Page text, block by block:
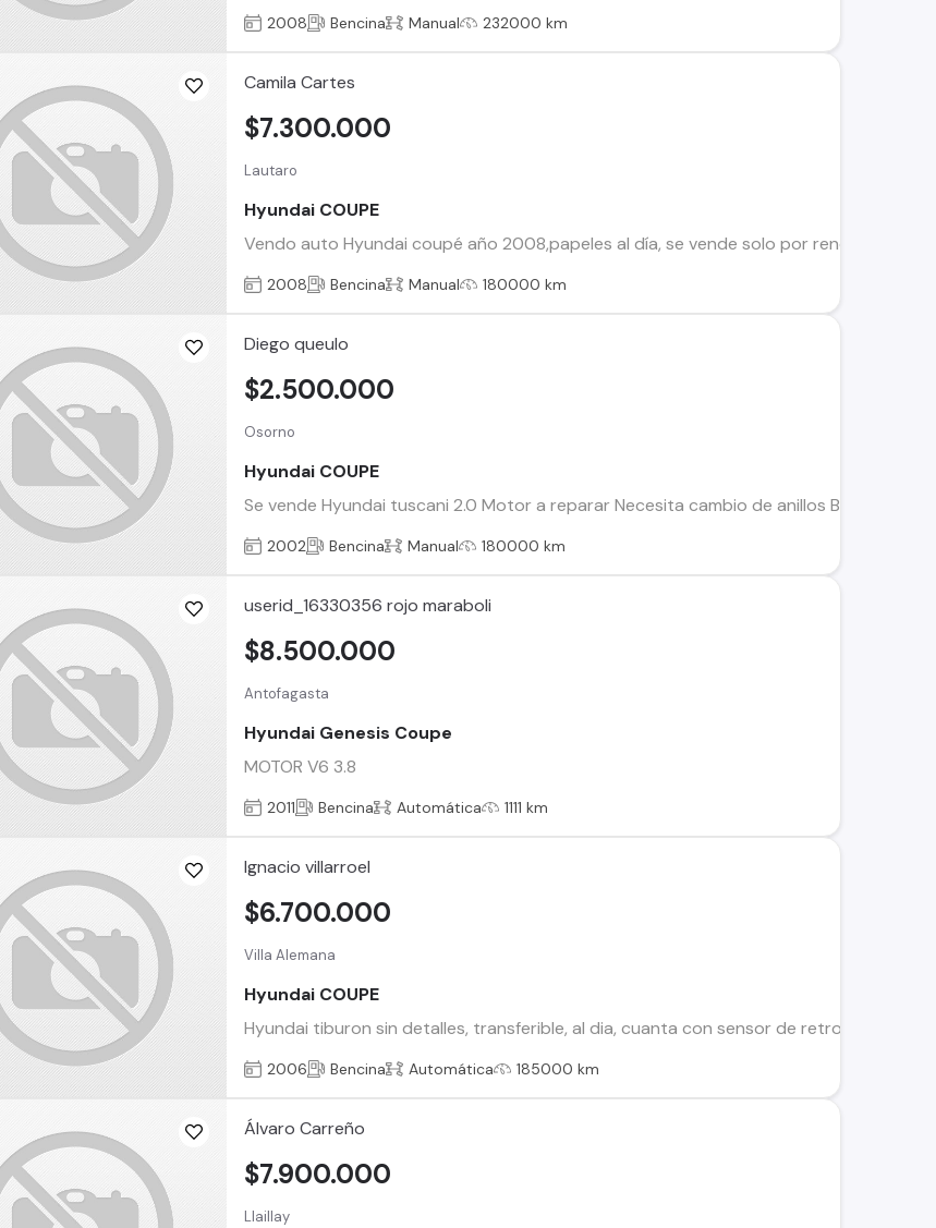
2008 Bencina Manual 232000 km
Camila Cartes
Lautaro
Hyundai COUPE
Vendo auto Hyundai coupé año 2008,papeles al día, se vende solo por renovación
$7.300.000
2008 Bencina Manual 180000 km
Diego queulo
Osorno
Hyundai COUPE
Se vende Hyundai tuscani 2.0 Motor a reparar Necesita cambio de anillos Bomba de
$2.500.000
2002 Bencina Manual 180000 km
userid_16330356 rojo maraboli
Antofagasta
Hyundai Genesis Coupe
MOTOR V6 3.8
$8.500.000
2011 Bencina Automática 1111 km
Ignacio villarroel
Villa Alemana
Hyundai COUPE
Hyundai tiburon sin detalles, transferible, al dia, cuanta con sensor de retroceso,
$6.700.000
2006 Bencina Automática 185000 km
Álvaro Carreño
Llaillay
$7.900.000